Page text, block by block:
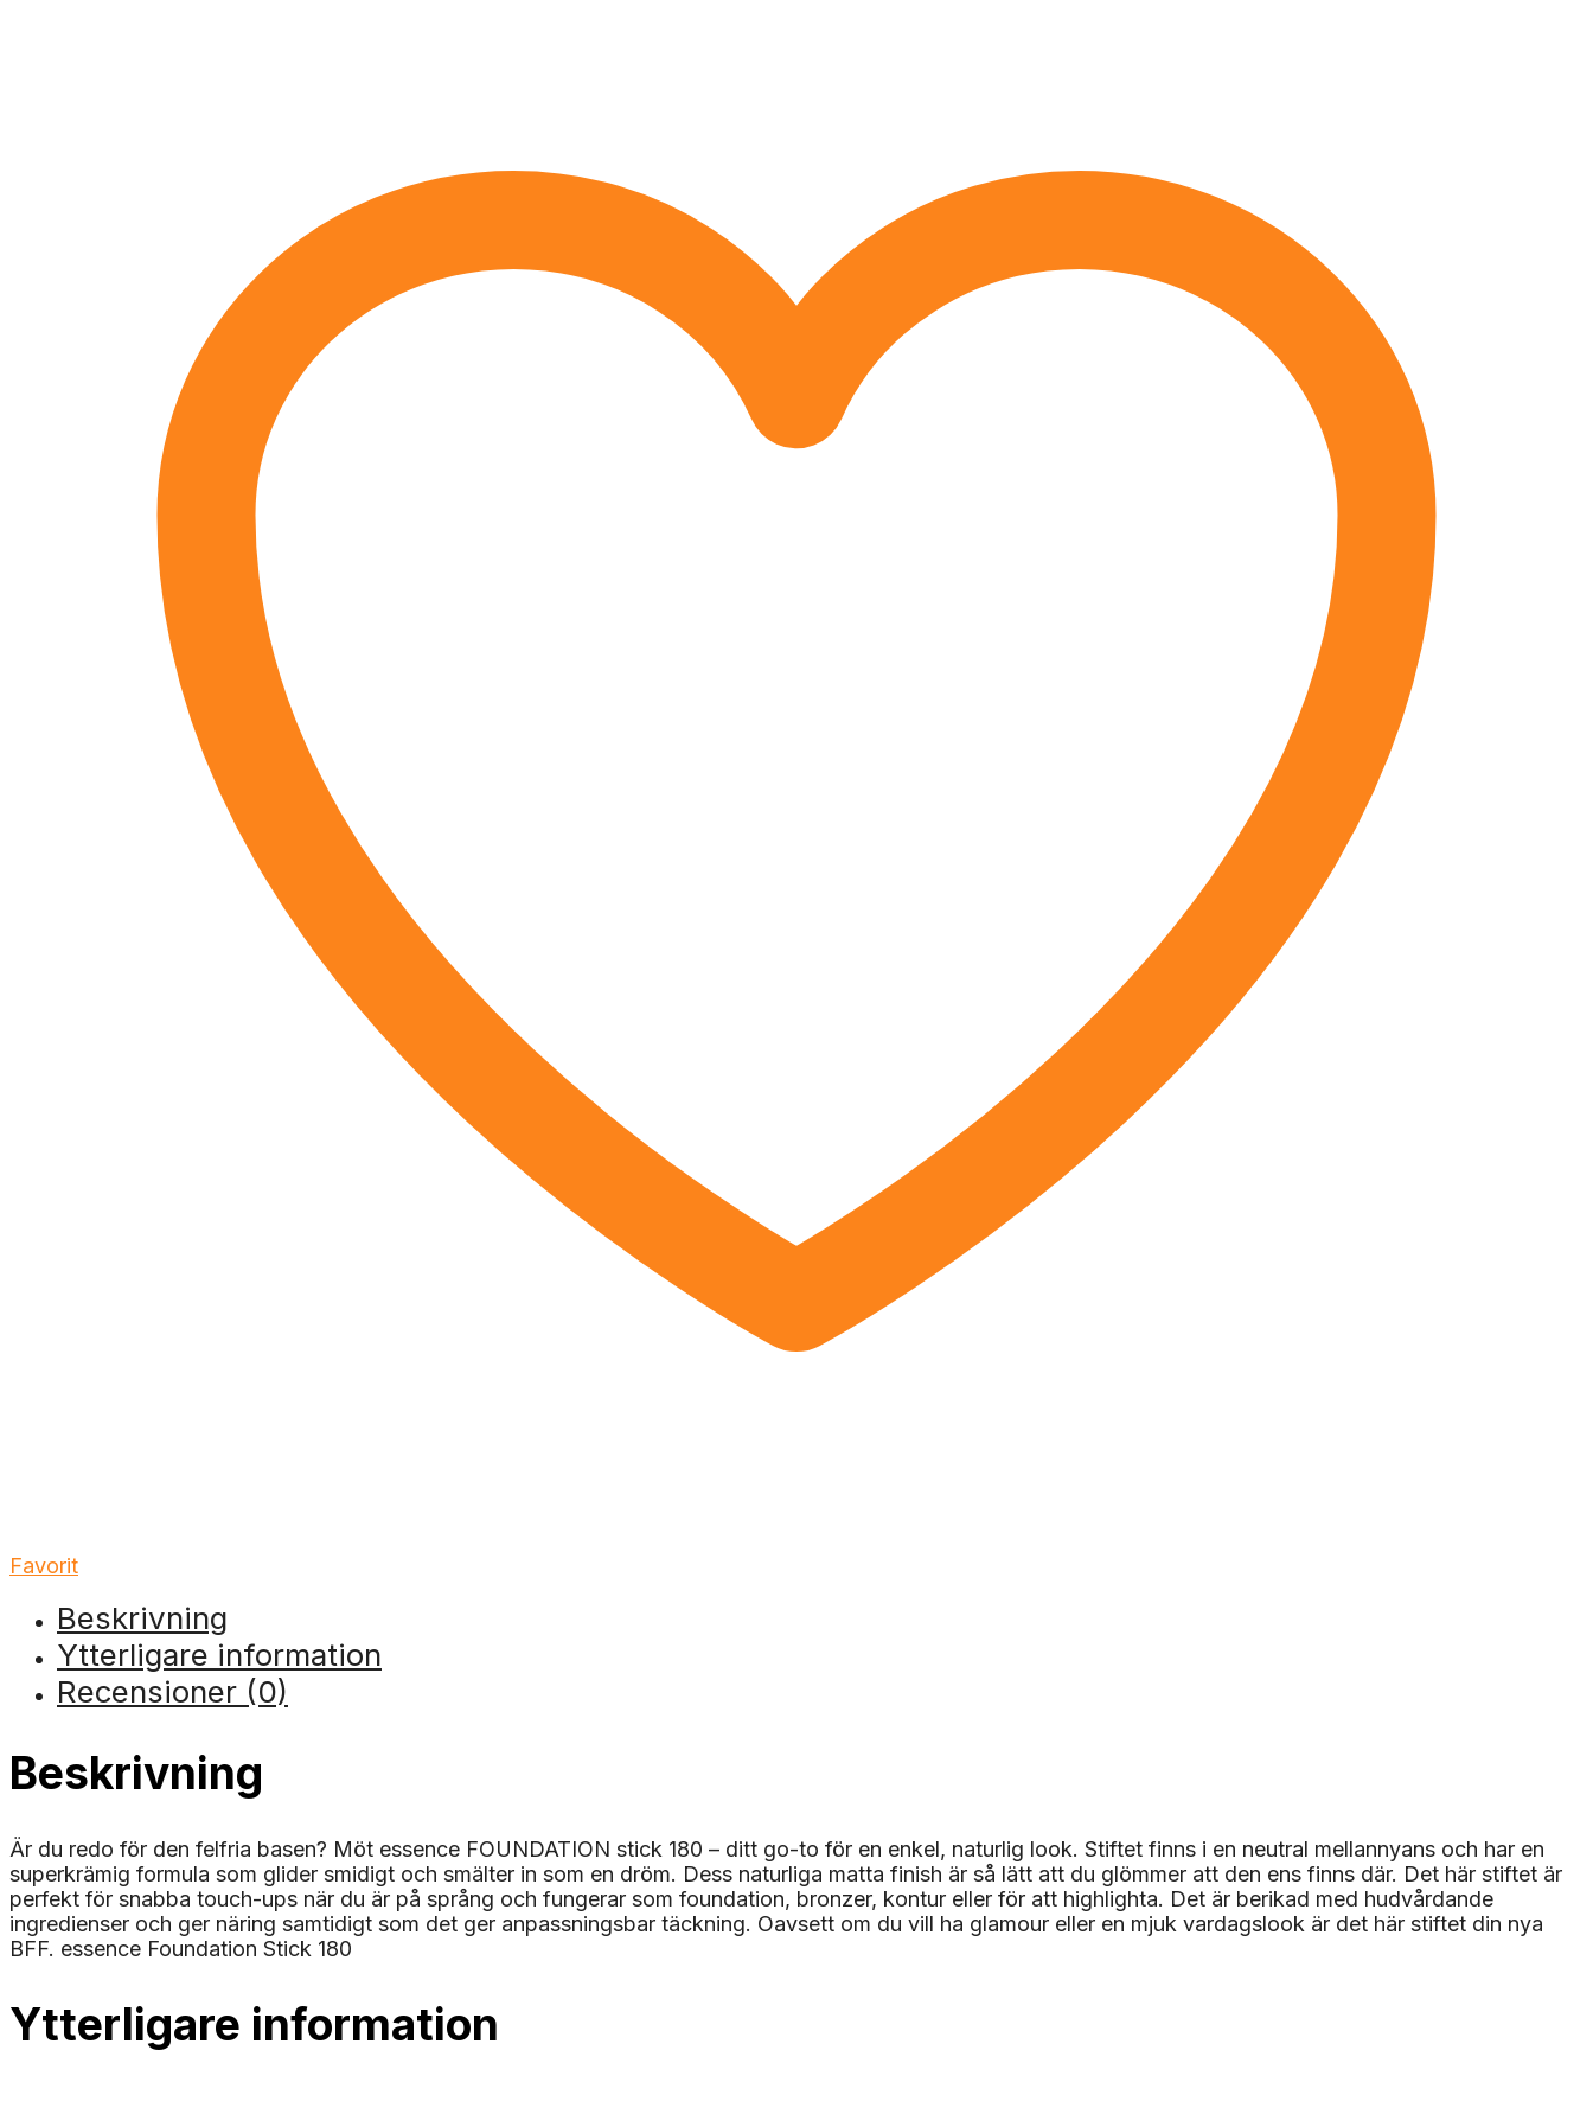
Favorit
Beskrivning
Ytterligare information
Recensioner (0)
Beskrivning
Är du redo för den felfria basen? Möt essence FOUNDATION stick 180 – ditt go-to för en enkel, naturlig look. Stiftet finns i en neutral mellannyans och har en
superkrämig formula som glider smidigt och smälter in som en dröm. Dess naturliga matta finish är så lätt att du glömmer att den ens finns där. Det här stiftet är
perfekt för snabba touch-ups när du är på språng och fungerar som foundation, bronzer, kontur eller för att highlighta. Det är berikad med hudvårdande
ingredienser och ger näring samtidigt som det ger anpassningsbar täckning. Oavsett om du vill ha glamour eller en mjuk vardagslook är det här stiftet din nya
BFF. essence Foundation Stick 180
Ytterligare information